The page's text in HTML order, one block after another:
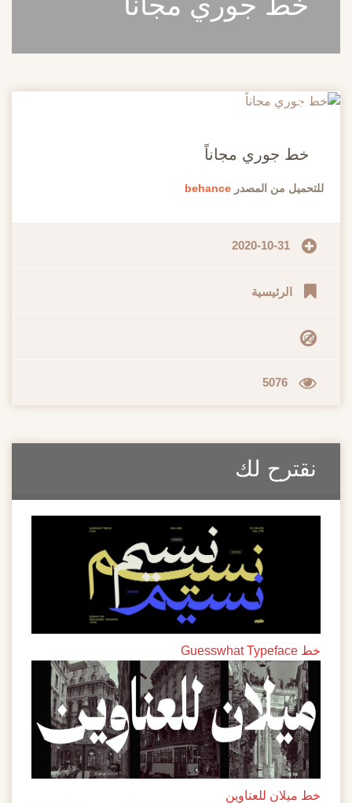
20
خط جوري مجاناً
للتحميل من المصدر behance
2020-10-31
الرئيسية
5076
نقترح لك
خط Guesswhat Typeface
خط ميلان للعناوين